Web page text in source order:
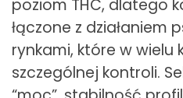
poziom THC, dlatego
łączone z działaniem
rynkami, które w
szczególnej kontroli.